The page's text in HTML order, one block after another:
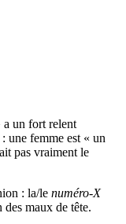
a un fort relent
une femme est « un
pas vraiment le
: la/le numéro-X
maux de tête.